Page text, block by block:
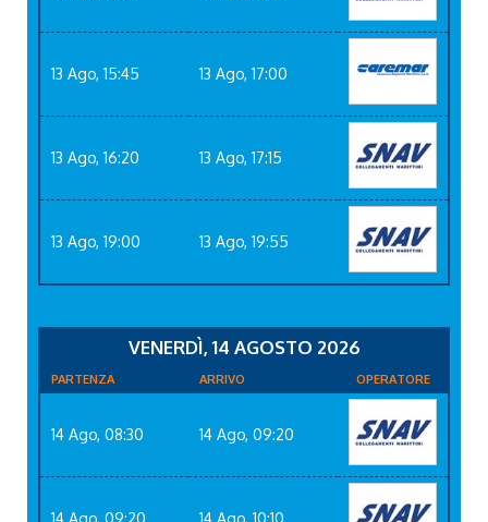
13 Ago, 15:45 13 Ago, 17:00
13 Ago, 16:20 13 Ago, 17:15
13 Ago, 19:00 13 Ago, 19:55
VENERDÌ, 14 AGOSTO 2026
PARTENZA ARRIVO OPERATORE
14 Ago, 08:30 14 Ago, 09:20
14 Ago, 09:20 14 Ago, 10:10